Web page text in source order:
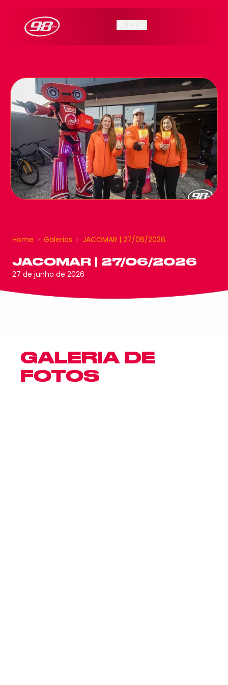
98FM Curitiba
Home Galerias JACOMAR | 27/06/2026
JACOMAR | 27/06/2026
27 de junho de 2026
GALERIA DE
FOTOS